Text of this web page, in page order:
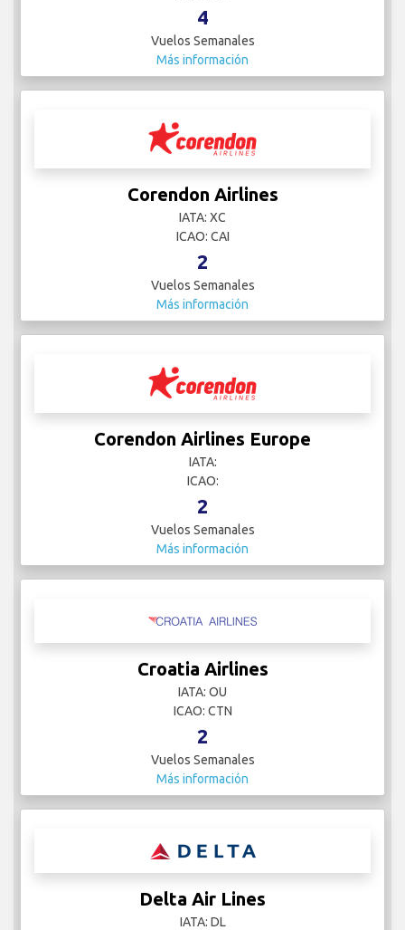
4
Vuelos Semanales
Más información
Corendon Airlines
IATA: XC
ICAO: CAI
2
Vuelos Semanales
Más información
Corendon Airlines Europe
IATA:
ICAO:
2
Vuelos Semanales
Más información
Croatia Airlines
IATA: OU
ICAO: CTN
2
Vuelos Semanales
Más información
Delta Air Lines
IATA: DL